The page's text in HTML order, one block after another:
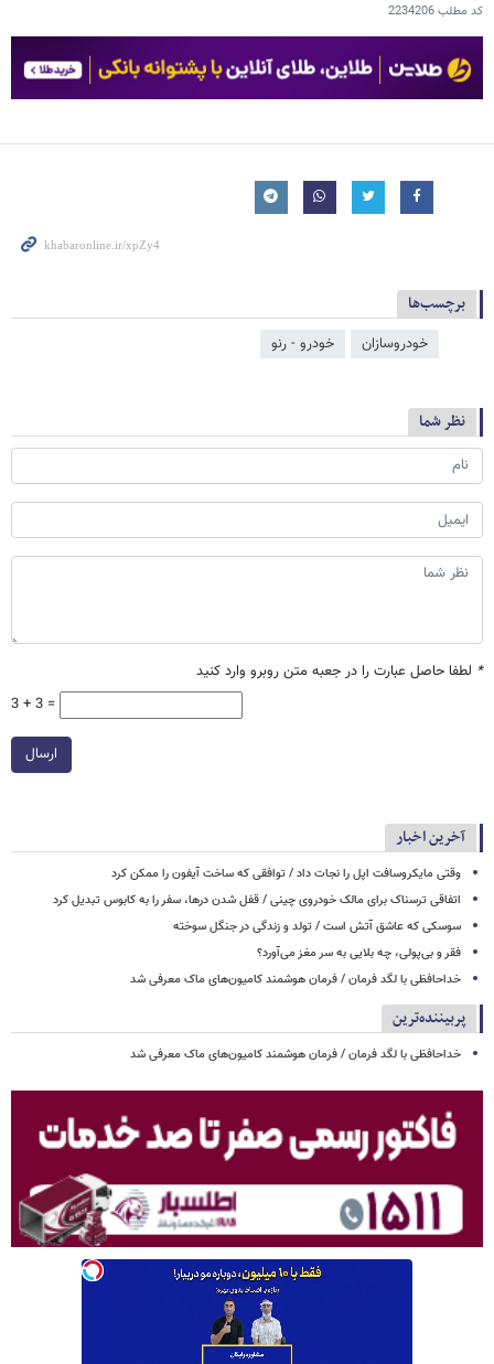
کد مطلب2234206
برچسب‌ها
خودروسازان خودرو - رنو
نظر شما
* لطفا حاصل عبارت را در جعبه متن روبرو وارد کنید
3 + 3 =
ارسال
آخرین اخبار
وقتی مایکروسافت اپل را نجات داد / توافقی که ساخت آیفون را ممکن کرد
اتفاقی ترسناک برای مالک خودروی چینی / قفل شدن درها، سفر را به کابوس تبدیل کرد
سوسکی که عاشق آتش است / تولد و زندگی در جنگل سوخته
فقر و بی‌پولی، چه بلایی به سر مغز می‌آورد؟
خداحافظی با لگد فرمان / فرمان هوشمند کامیون‌های ماک معرفی شد
پربیننده‌ترین
خداحافظی با لگد فرمان / فرمان هوشمند کامیون‌های ماک معرفی شد